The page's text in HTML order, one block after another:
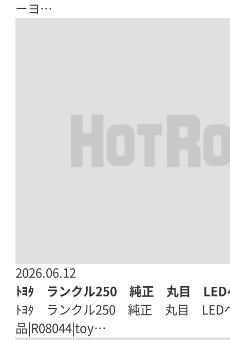
ーヨ…
2026.06.12
ﾄﾖﾀ ランクル250 純正 丸目
ﾄﾖﾀ ランクル250 純正 丸目 LED
品|R08044|toy…